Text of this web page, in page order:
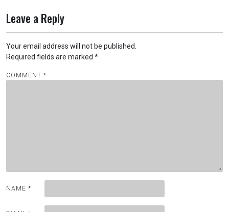
Leave a Reply
Your email address will not be published.
Required fields are marked *
COMMENT *
NAME *